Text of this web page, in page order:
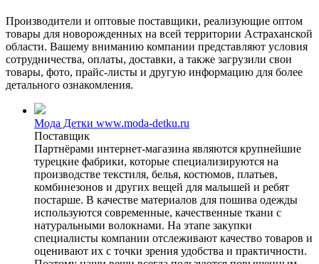
Производители и оптовые поставщики, реализующие оптом
товары для новорожденных на всей территории Астраханской
области. Вашему вниманию компании представляют условия
сотрудничества, оплаты, доставки, а также загрузили свои
товары, фото, прайс-листы и другую информацию для более
детального ознакомления.
Мода Детки www.moda-detku.ru
Поставщик
Партнёрами интернет-магазина являются крупнейшие
турецкие фабрики, которые специализируются на
производстве текстиля, белья, костюмов, платьев,
комбинезонов и других вещей для малышей и ребят
постарше. В качестве материалов для пошива одежды
используются современные, качественные ткани с
натуральными волокнами. На этапе закупки
специалисты компании отслеживают качество товаров и
оценивают их с точки зрения удобства и практичности.